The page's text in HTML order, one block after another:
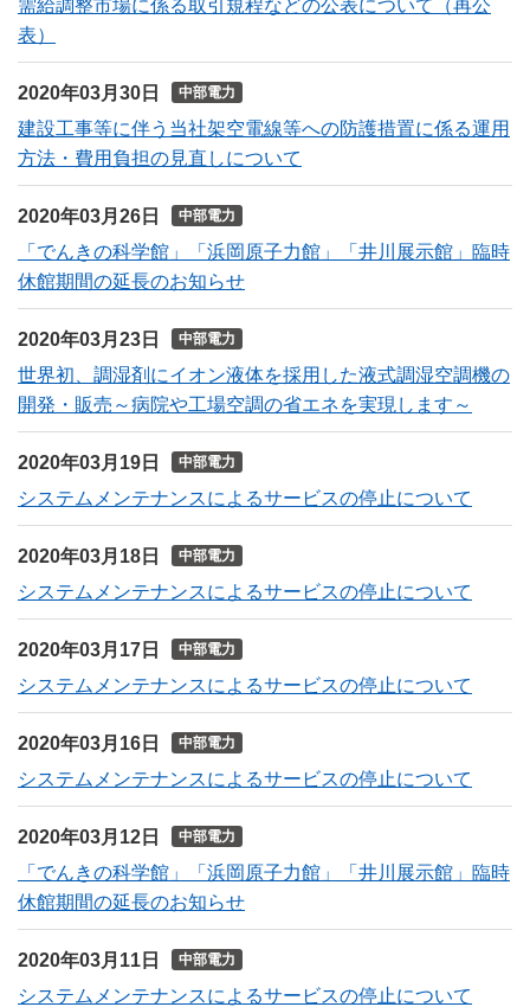
需給調整市場に係る取引規程などの公表について（再公
表）
2020年03月30日 中部電力
建設工事等に伴う当社架空電線等への防護措置に係る運用
方法・費用負担の見直しについて
2020年03月26日 中部電力
「でんきの科学館」「浜岡原子力館」「井川展示館」臨時
休館期間の延長のお知らせ
2020年03月23日 中部電力
世界初、調湿剤にイオン液体を採用した液式調湿空調機の
開発・販売～病院や工場空調の省エネを実現します～
2020年03月19日 中部電力
システムメンテナンスによるサービスの停止について
2020年03月18日 中部電力
システムメンテナンスによるサービスの停止について
2020年03月17日 中部電力
システムメンテナンスによるサービスの停止について
2020年03月16日 中部電力
システムメンテナンスによるサービスの停止について
2020年03月12日 中部電力
「でんきの科学館」「浜岡原子力館」「井川展示館」臨時
休館期間の延長のお知らせ
2020年03月11日 中部電力
システムメンテナンスによるサービスの停止について